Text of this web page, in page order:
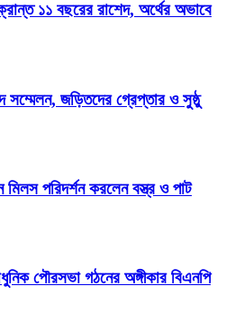
১১ বছরের রাশেদ, অর্থের অভাবে
সম্মেলন, জড়িতদের গ্রেপ্তার ও সুষ্ঠু
মিলস পরিদর্শন করলেন বস্ত্র ও পাট
পৌরসভা গঠনের অঙ্গীকার বিএনপি